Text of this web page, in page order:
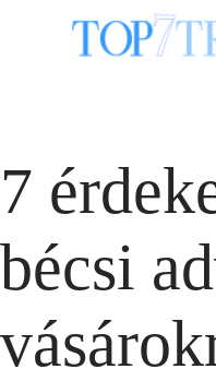
7
bécsi